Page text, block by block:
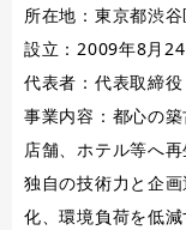
所在地：東京都渋
設立：2009年8月24
代表者：代表取締
事業内容：都心の
店舗、ホテル等へ
独自の技術力と企
化、環境負荷を低